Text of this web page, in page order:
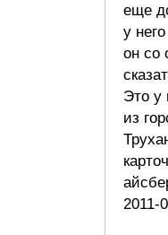
еще
у
он со
Это у
из
2011-